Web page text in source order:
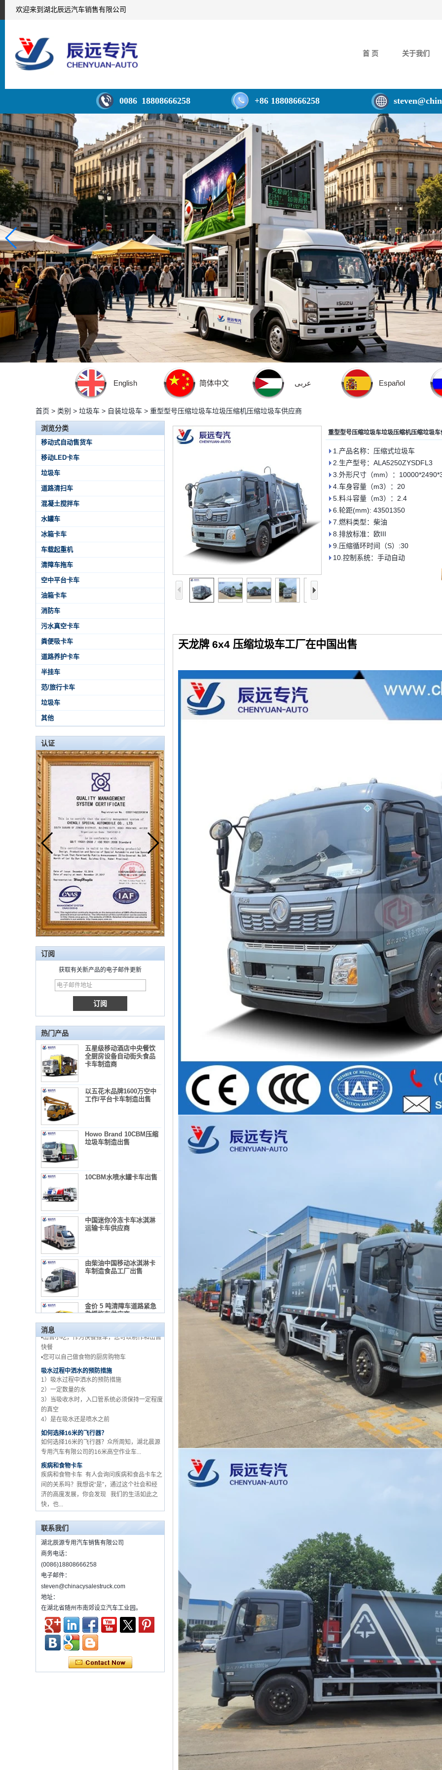
欢迎来到湖北辰远汽车销售有限公司
首 页 关于我们
0086 18808666258 +86 18808666258
English 简体中文 عربى Español
首页 > 类别 > 垃圾车 > 自装垃圾车 > 重型型号压缩垃圾车垃圾压缩机压缩垃圾车供应商
浏览分类
移动式自动售货车
移动LED卡车
垃圾车
道路清扫车
混凝土搅拌车
水罐车
冰箱卡车
车载起重机
清障车拖车
空中平台卡车
油箱卡车
消防车
污水真空卡车
粪便吸卡车
道路养护卡车
半挂车
范/旅行卡车
垃圾车
其他
认证
订阅
获取有关新产品的电子邮件更新
热门产品
五星级移动酒店中央餐饮
全厨房设备自动街头食品
卡车制造商
以五花木品牌1600万空中
工作/平台卡车制造出售
Howo Brand 10CBM压缩
垃圾车制造出售
10CBM水喷水罐卡车出售
中国迷你冷冻卡车冰淇淋
运输卡车供应商
由柴油中国移动冰淇淋卡
车制造食品工厂出售
金价 5 吨清障车道路紧急
救援拖车供应商
货车卡车供应商在中国
消息
使用混凝土搅拌机卡车所需的法规和预防措施
1）混凝土搅拌机卡车列表：
2）广告教师的管理要求
3）使用混凝土搅拌机卡车的录音
维护冷藏车辆的几项常见维护措施。
概括：
快餐
•您可以自己做食物的厨房购物车
吸水过程中洒水的预防措施
2）一定数量的水
3）当吸收水时，入口管系统必须保持一定程度
的真空
4）是在吸水还是喷水之前
如何选择16米的飞行器？
专用汽车有限公司的16米高空作业车...
疾病和食物卡车
间的关系吗？我想说“是”，通过这个社会和经
济的高度发展，你会发现 我们的生活如此之
快，也...
关于如何购买食品卡车和设备？
流动食品车，作为一个新的卡车从2015年的开
始时，由于其经济efficien ...
如何用起重机选择卡车MOUNETD？
汽车起重机是设备，它通过液压升降和伸缩系
统来实现起重，旋转和升降设备的货物。通常
它装在卡车上。 许多类型和尺寸的起重机已经
被使用，其中最...
污水处理车介绍
污水处理车是专门为化粪池处理而开发的新型
号。它已获得多项国家专利。车辆可以直接将
为什么中国每年都会发生很多交通事故？
为什么中国每年都会发生很多交通事故？关于
交通事故，每年都会有许多...
多功能除尘器的操作步骤
Ø多功能除尘器的操作步骤
联系我们
湖北辰源专用汽车销售有限公司
商务电话：
(0086)18808666258
电子邮件：
steven@chinacysalestruck.com
地址：
在湖北省随州市南郊设立汽车工业园。
重型型号压缩垃圾车垃圾压缩机压缩垃圾车
1.产品名称：压缩式垃圾车
2.生产型号：ALA5250ZYSDFL3
3.外形尺寸（mm）：
4.车身容量（m3）：20
5.料斗容量（m3）：2.4
6.轮距(mm): 43501350
7.燃料类型：柴油
8.排放标准：欧III
9.压缩循环时间（S）:30
10.控制系统：手动自动
天龙牌 6x4 压缩垃圾车工厂在中国出售